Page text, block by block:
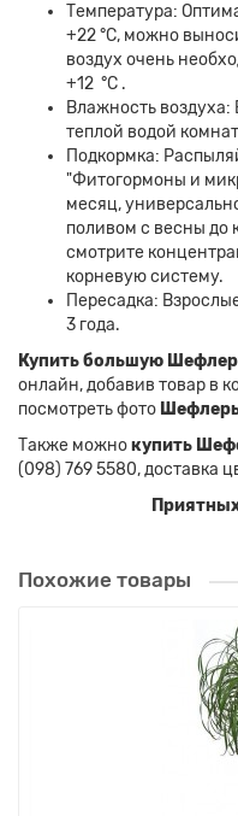
Температура:
+22 °C, можно
воздух очень
+12 °C .
Влажность
теплой водой
Подкормка:
"Фитогормоны и
месяц,
поливом с весны до
смотрите
корневую систему.
Пересадка:
3 года.
Купить большую
онлайн, добавив товар в
посмотреть фото
Также можнокупить
(098) 769 5580, доставка
Похожие товары